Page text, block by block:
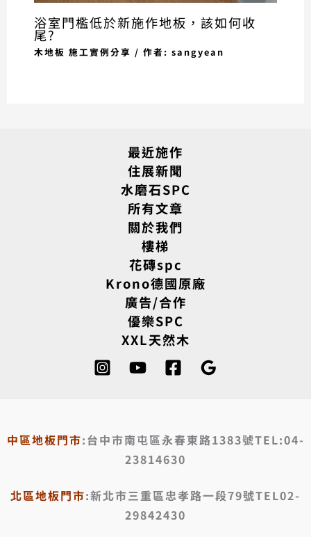
浴室門檻低於新施作地板，該如何收
尾?
木地板 施工實例分享 / 作者: sangyean
最近施作
住展新聞
水磨石SPC
所有文章
關於我們
樓梯
花磚spc
Krono德國原廠
廣告/合作
優樂SPC
XXL天然木
中區地板門市:台中市南屯區永春東路1383號TEL:04-
23814630
北區地板門市:新北市三重區忠孝路一段79號TEL02-
29842430